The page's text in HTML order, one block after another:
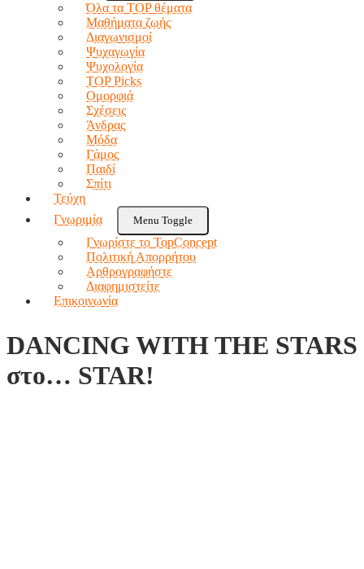
Όλα τα TOP θέματα
Μαθήματα ζωής
Διαγωνισμοί
Ψυχαγωγία
Ψυχολογία
TOP Picks
Ομορφιά
Σχέσεις
Άνδρας
Μόδα
Γάμος
Παιδί
Σπίτι
Τεύχη
Γνωριμία
Menu Toggle
Γνωρίστε το TopConcept
Πολιτική Απορρήτου
Αρθρογραφήστε
Διαφημιστείτε
Επικοινωνία
DANCING WITH THE STARS
στο… STAR!